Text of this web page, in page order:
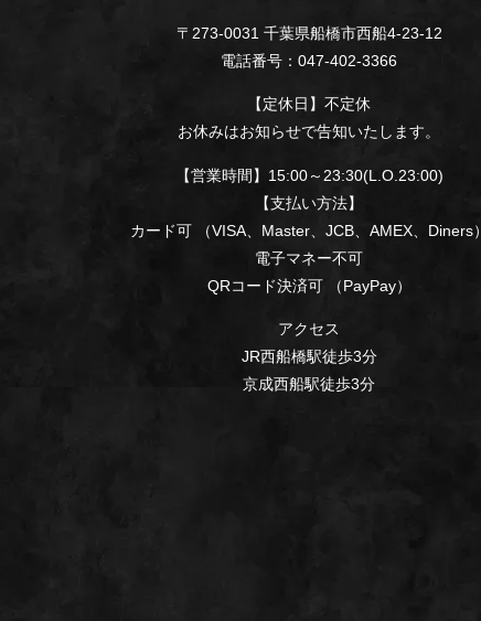
〒273-0031 千葉県船橋市西船4-23-12
電話番号：047-402-3366
【定休日】不定休
お休みはお知らせで告知いたします。
【営業時間】15:00～23:30(L.O.23:00)
【支払い方法】
カード可 （VISA、Master、JCB、AMEX、Diners）
電子マネー不可
QRコード決済可 （PayPay）
アクセス
JR西船橋駅徒歩3分
京成西船駅徒歩3分